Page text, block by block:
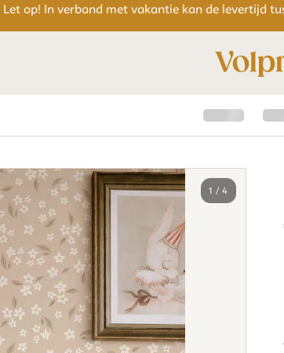
Let op! In verband met vakantie kan de levertijd
1 / 4